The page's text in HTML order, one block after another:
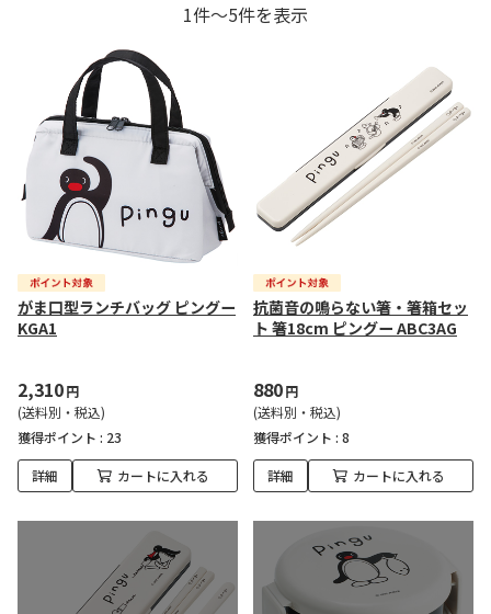
1件～5件を表示
がま口型ランチバッグ ピングー
KGA1
2,310円
(送料別・税込)
獲得ポイント : 23
詳細 カートに入れる
抗菌音の鳴らない箸・箸箱セッ
ト 箸18cm ピングー ABC3AG
880円
(送料別・税込)
獲得ポイント : 8
詳細 カートに入れる